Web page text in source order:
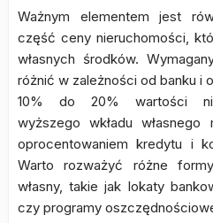
Ważnym elementem jest
część ceny nieruchomości,
własnych środków.
różnić w zależności od banku i
10% do 20% wartości
wyższego wkładu
oprocentowaniem kredytu i
Warto rozważyć różne
własny, takie jak lokaty
czy programy